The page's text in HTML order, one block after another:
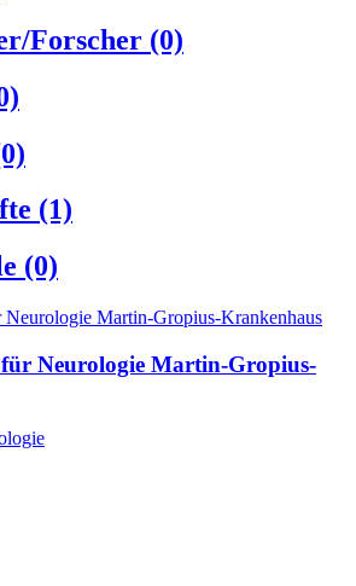
Forscher (0)
(1)
(0)
Neurologie Martin-Gropius-